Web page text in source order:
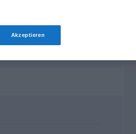
Akzeptieren